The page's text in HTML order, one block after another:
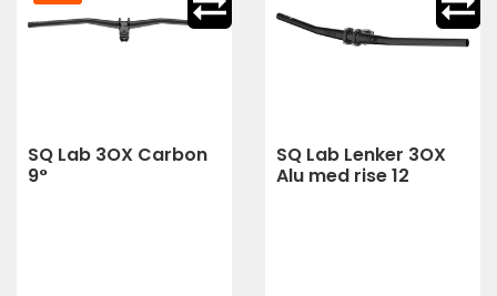
SQ Lab 3OX Carbon
9°
SQ Lab Lenker 3OX
Alu med rise 12